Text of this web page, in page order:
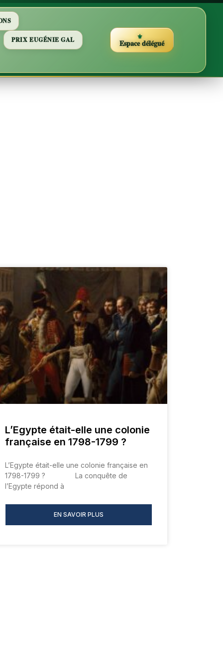
PRIX EUGÉNIE GAL Espace délégué
L’Egypte était-elle une colonie
française en 1798-1799 ?
L’Egypte était-elle une colonie française en
1798-1799 ? La conquête de
l’Egypte répond à
EN SAVOIR PLUS